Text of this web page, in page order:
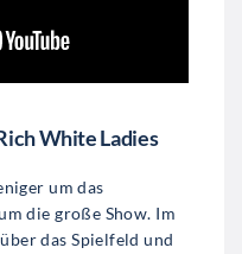
White Ladies
um das
die große Show. Im
das Spielfeld und